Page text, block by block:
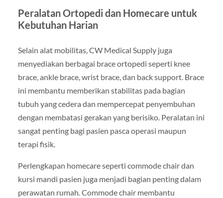
Peralatan Ortopedi dan Homecare untuk
Kebutuhan Harian
Selain alat mobilitas, CW Medical Supply juga
menyediakan berbagai brace ortopedi seperti knee
brace, ankle brace, wrist brace, dan back support. Brace
ini membantu memberikan stabilitas pada bagian
tubuh yang cedera dan mempercepat penyembuhan
dengan membatasi gerakan yang berisiko. Peralatan ini
sangat penting bagi pasien pasca operasi maupun
terapi fisik.
Perlengkapan homecare seperti commode chair dan
kursi mandi pasien juga menjadi bagian penting dalam
perawatan rumah. Commode chair membantu